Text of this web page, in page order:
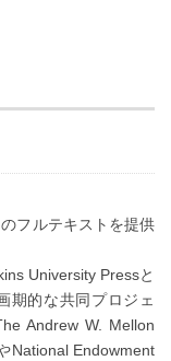
フルテキストを提供
University Pressと
期的な共同プロジェ
Andrew W. Mellon
National Endowment